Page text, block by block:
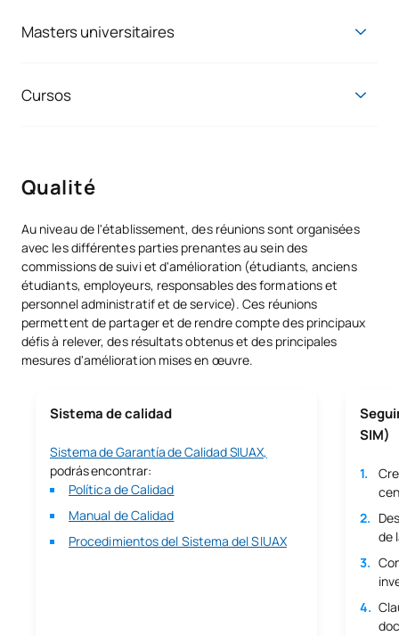
Grado en Pedagogía
Masters universitaires
enseignement des langues
Master universitaire en psychopédagogie
Master universitaire en technologies éducatives et
compétences numériques des enseignants
Master universitaire en prise en charge de la diversité et
éducation inclusive
Master universitaire en leadership et direction
d'établissements scolaires
Master universitaire en enseignement de l'espagnol
Master universitaire en éducation émotionnelle et
Master universitaire en médiation des conflits
Cursos
Qualité
Au niveau de l'établissement, des réunions sont organisées
avec les différentes parties prenantes au sein des
commissions de suivi et d'amélioration (étudiants, anciens
étudiants, employeurs, responsables des formations et
personnel administratif et de service). Ces réunions
permettent de partager et de rendre compte des principaux
défis à relever, des résultats obtenus et des principales
mesures d'amélioration mises en œuvre.
Sistema de calidad
Sistema de Garantía de Calidad SIUAX,
podrás encontrar:
Política de Calidad
Manual de Calidad
Procedimientos del Sistema del SIUAX
SIM)
de